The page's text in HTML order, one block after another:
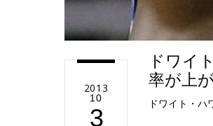
2013
10
3
ドワイ
率が上
ドワイト・ハ